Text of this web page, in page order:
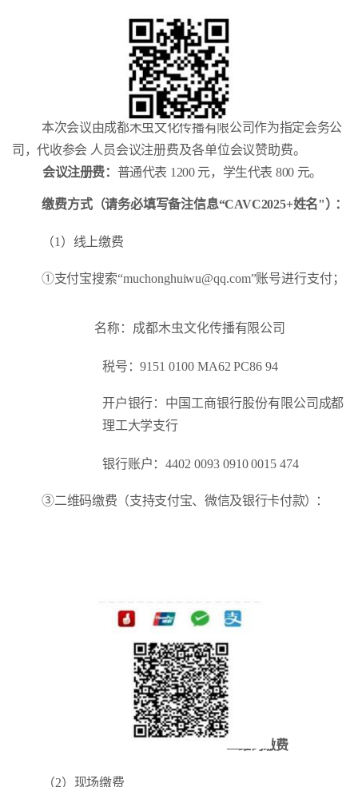
本次会议由成都木虫文化传播有限公司作为指定会务公
司，代收参会 人员会议注册费及各单位会议赞助费。
会议注册费： 普通代表 1200 元，学生代表 800 元。
缴费方式（请务必填写备注信息“CAVC2025+姓名"）：
（1 ）线上缴费
①支付宝搜索“muchonghuiwu@qq.com”账号进行支付；
名称：成都木虫文化传播有限公司
税号：9151 0100 MA62 PC86 94
开户银行：中国工商银行股份有限公司成都
理工大学支行
银行账户：4402 0093 0910 0015 474
③二维码缴费（支持支付宝、微信及银行卡付款）：
二维码缴费
（2）现场缴费